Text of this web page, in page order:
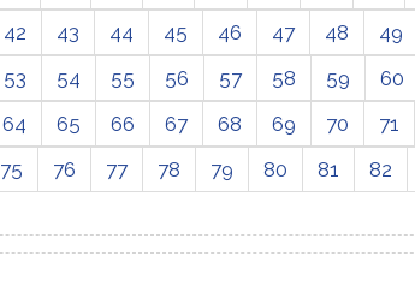
42 43 44 45 46 47 48
49
53 54 55 56 57 58 59
60
64 65 66 67 68 69 70
71
75 76 77 78 79 80 81 82